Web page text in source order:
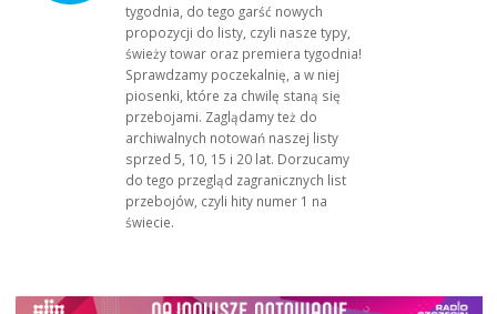
tygodnia, do tego garść nowych
propozycji do listy, czyli nasze typy,
świeży towar oraz premiera tygodnia!
Sprawdzamy poczekalnię, a w niej
piosenki, które za chwilę staną się
przebojami. Zaglądamy też do
archiwalnych notowań naszej listy
sprzed 5, 10, 15 i 20 lat. Dorzucamy
do tego przegląd zagranicznych list
przebojów, czyli hity numer 1 na
świecie.